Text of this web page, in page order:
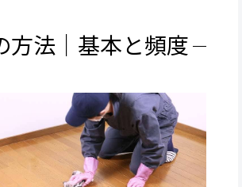
方法｜基本と頻度